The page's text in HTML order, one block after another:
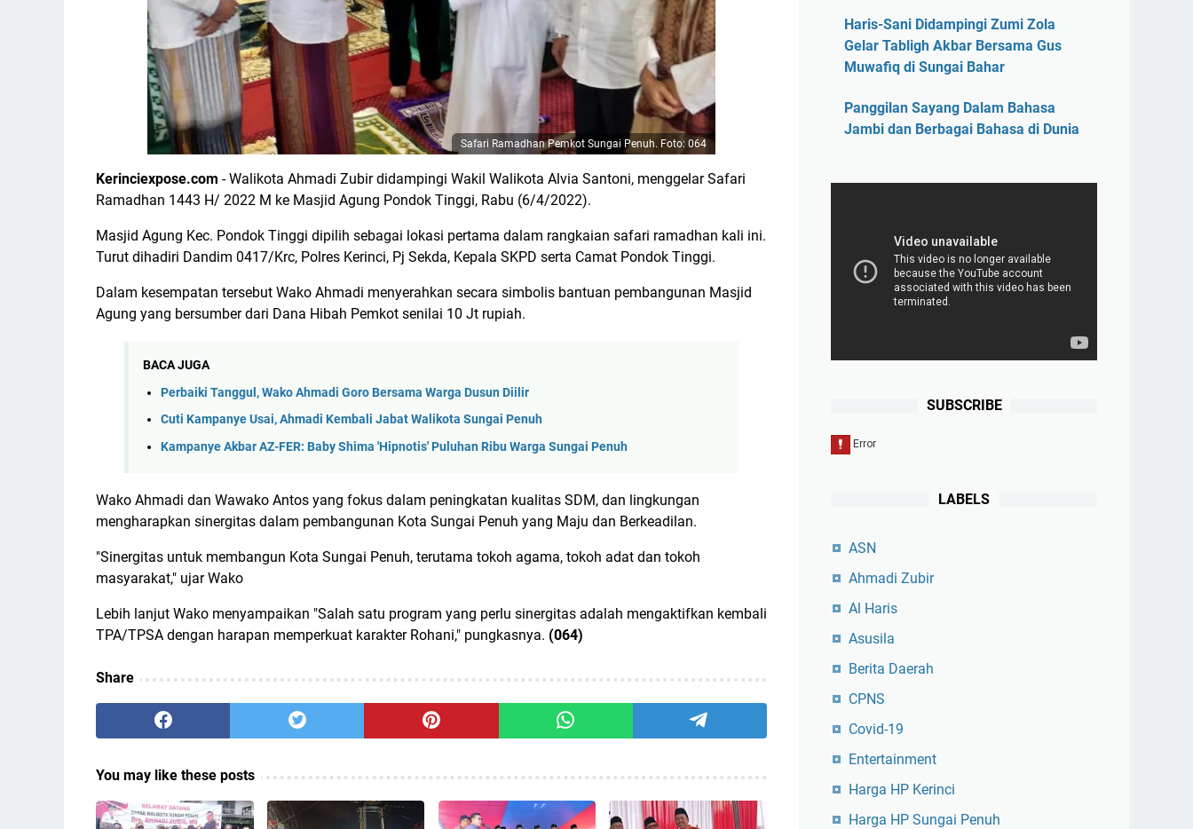
Safari Ramadhan Pemkot Sungai Penuh. Foto: 064
Kerinciexpose.com - Walikota Ahmadi Zubir didampingi Wakil Walikota Alvia Santoni, menggelar Safari
Ramadhan 1443 H/ 2022 M ke Masjid Agung Pondok Tinggi, Rabu (6/4/2022).
Masjid Agung Kec. Pondok Tinggi dipilih sebagai lokasi pertama dalam rangkaian safari ramadhan kali ini.
Turut dihadiri Dandim 0417/Krc, Polres Kerinci, Pj Sekda, Kepala SKPD serta Camat Pondok Tinggi.
Dalam kesempatan tersebut Wako Ahmadi menyerahkan secara simbolis bantuan pembangunan Masjid
Agung yang bersumber dari Dana Hibah Pemkot senilai 10 Jt rupiah.
BACA JUGA
Perbaiki Tanggul, Wako Ahmadi Goro Bersama Warga Dusun Diilir
Cuti Kampanye Usai, Ahmadi Kembali Jabat Walikota Sungai Penuh
Kampanye Akbar AZ-FER: Baby Shima 'Hipnotis' Puluhan Ribu Warga Sungai Penuh
Wako Ahmadi dan Wawako Antos yang fokus dalam peningkatan kualitas SDM, dan lingkungan
mengharapkan sinergitas dalam pembangunan Kota Sungai Penuh yang Maju dan Berkeadilan.
"Sinergitas untuk membangun Kota Sungai Penuh, terutama tokoh agama, tokoh adat dan tokoh
masyarakat," ujar Wako
Lebih lanjut Wako menyampaikan "Salah satu program yang perlu sinergitas adalah mengaktifkan kembali
TPA/TPSA dengan harapan memperkuat karakter Rohani," pungkasnya. (064)
Share
You may like these posts
Haris-Sani Didampingi Zumi Zola
Gelar Tabligh Akbar Bersama Gus
Muwafiq di Sungai Bahar
Panggilan Sayang Dalam Bahasa
Jambi dan Berbagai Bahasa di Dunia
SUBSCRIBE
LABELS
ASN
Ahmadi Zubir
Al Haris
Asusila
Berita Daerah
CPNS
Covid-19
Entertainment
Harga HP Kerinci
Harga HP Sungai Penuh